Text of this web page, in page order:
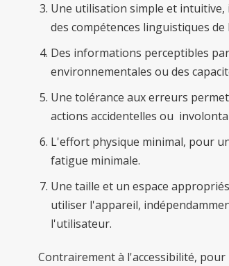
Une utilisation simple et intuitive,
des compétences linguistiques
Des informations perceptibles
environnementales ou des
Une tolérance aux erreurs
actions accidentelles ou
L'effort physique minimal, pour
fatigue minimale.
Une taille et un espace
utiliser l'appareil,
l'utilisateur.
Contrairement à l'accessibilité,